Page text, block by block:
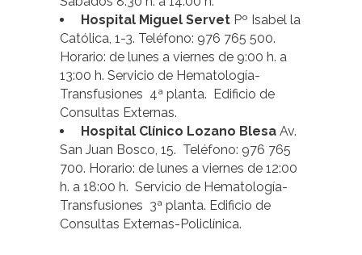
Hospital Miguel Servet Pº Isabel la
Católica, 1-3. Teléfono: 976 765 500.
Horario: de lunes a viernes de 9:00 h. a
13:00 h. Servicio de Hematología-
Transfusiones 4ª planta. Edificio de
Consultas Externas.
Hospital Clínico Lozano Blesa Av.
San Juan Bosco, 15. Teléfono: 976 765
700. Horario: de lunes a viernes de 12:00
h. a 18:00 h. Servicio de Hematología-
Transfusiones 3ª planta. Edificio de
Consultas Externas-Policlínica.